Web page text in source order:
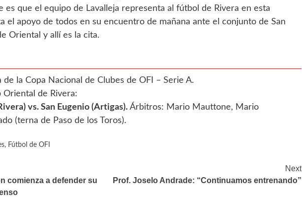
es que el equipo de Lavalleja representa al fútbol de Rivera en esta
el apoyo de todos en su encuentro de mañana ante el conjunto de San
Oriental y allí es la cita.
de la Copa Nacional de Clubes de OFI – Serie A.
Oriental de Rivera:
vs. San Eugenio (Artigas). Árbitros: Mario Mauttone, Mario
(terna de Paso de los Toros).
, Fútbol de OFI
comienza a defender su
Next
Prof. Joselo Andrade: “Continuamos entrenando”